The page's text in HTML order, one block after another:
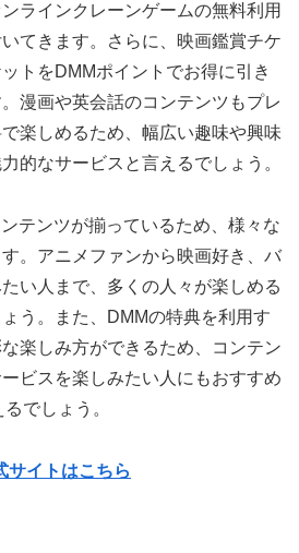
ラインクレーンゲームの無料利用
てきます。さらに、映画鑑賞チケ
トをDMMポイントでお得に引き
漫画や英会話のコンテンツもプレ
楽しめるため、幅広い趣味や興味
的なサービスと言えるでしょう。
テンツが揃っているため、様々な
。アニメファンから映画好き、バ
い人まで、多くの人々が楽しめる
う。また、DMMの特典を利用す
楽しみ方ができるため、コンテン
ビスを楽しみたい人にもおすすめ
でしょう。
サイトはこちら